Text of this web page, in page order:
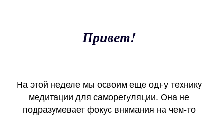
Привет!
На этой неделе мы освоим еще одну технику
медитации для саморегуляции. Она не
подразумевает фокус внимания на чем-то